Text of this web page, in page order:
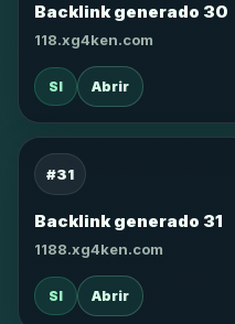
Backlink generado 30
118.xg4ken.com
SI Abrir
#31
Backlink generado 31
1188.xg4ken.com
SI Abrir